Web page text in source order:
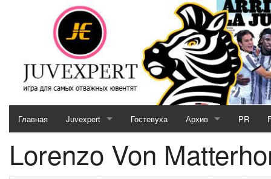
Главная Juvexpert
Serie A (2026 / 2027)
Гостевуха Архив
2025/2026
PR
Lorenzo Von